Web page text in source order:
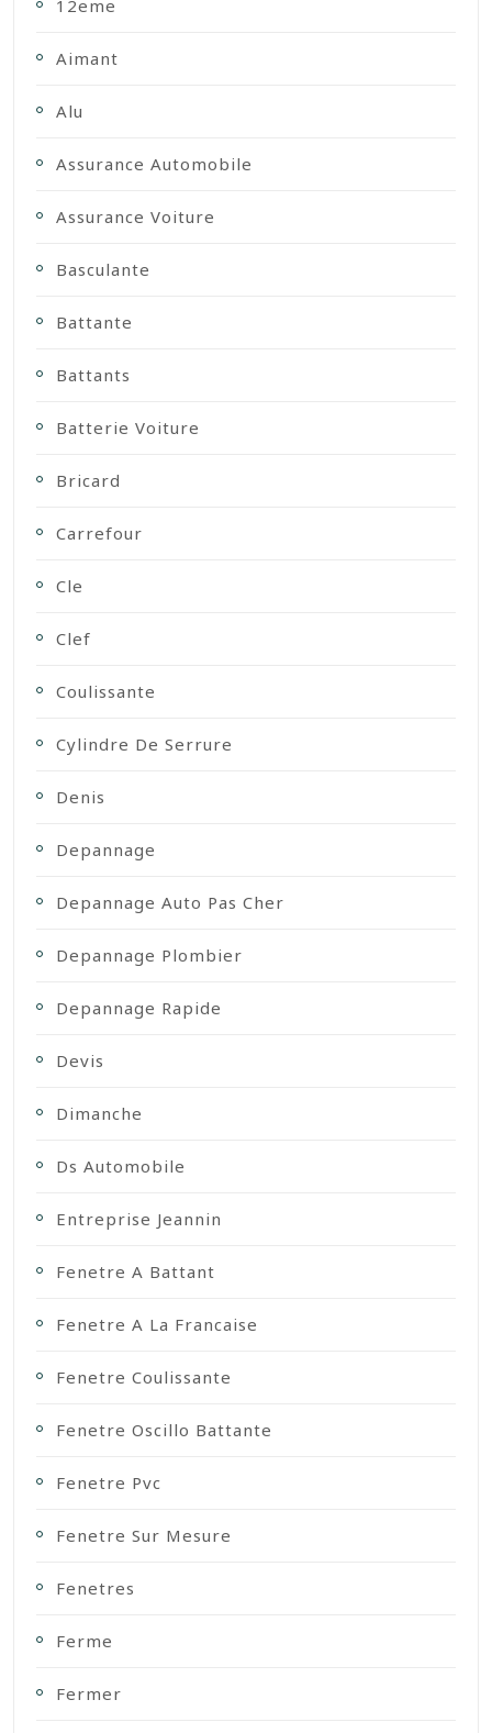
12eme
Aimant
Alu
Assurance Automobile
Assurance Voiture
Basculante
Battante
Battants
Batterie Voiture
Bricard
Carrefour
Cle
Clef
Coulissante
Cylindre De Serrure
Denis
Depannage
Depannage Auto Pas Cher
Depannage Plombier
Depannage Rapide
Devis
Dimanche
Ds Automobile
Entreprise Jeannin
Fenetre A Battant
Fenetre A La Francaise
Fenetre Coulissante
Fenetre Oscillo Battante
Fenetre Pvc
Fenetre Sur Mesure
Fenetres
Ferme
Fermer